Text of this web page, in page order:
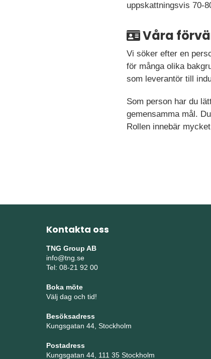
uppskattningsvis 70-
Våra
Vi söker efter en
för många olika
som leverantör till
Som person har du
gemensamma mål.
Rollen innebär
Kontakta oss
TNG Group AB
info@tng.se
Tel: 08-21 92 00
Boka möte
Välj dag och tid!
Besöksadress
Kungsgatan 44, Stockholm
Postadress
Kungsgatan 44, 111 35 Stockholm